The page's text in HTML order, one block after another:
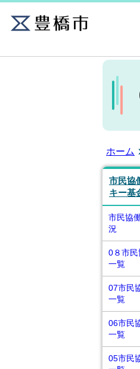
ホーム
市民協
キー基
市民協
況
0８市
一覧
07市民
一覧
06市民
一覧
05市民